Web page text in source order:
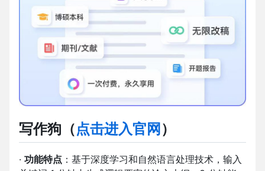
写作狗 （点击进入官网 ）
· 功能特点 ：基于深度学习和自然语言处理技术，输入